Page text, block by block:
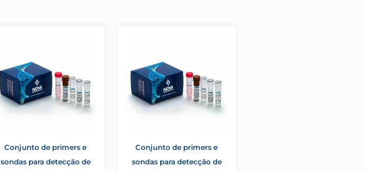
Conjunto de primers e
sondas para detecção de
Conjunto de primers e
sondas para detecção de